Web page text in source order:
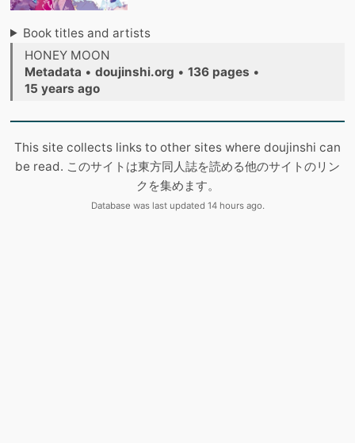
Book titles and artists
HONEY MOON
Metadata • doujinshi.org • 136 pages •
15 years ago
This site collects links to other sites where doujinshi can
be read. このサイトは東方同人誌を読める他のサイトのリン
クを集めます。
Database was last updated 14 hours ago.